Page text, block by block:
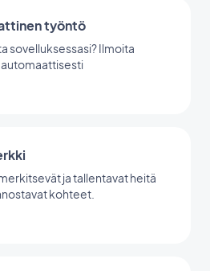
työntö
sovelluksessasi? Ilmoita
ja tallentavat heitä
kohteet.